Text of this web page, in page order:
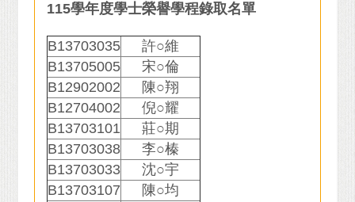
115學年度學士榮譽學程錄取名單
B13703035
許○維
B13705005
宋○倫
B12902002
陳○翔
B12704002
倪○耀
B13703101
莊○期
B13703038
李○榛
B13703033
沈○宇
B13703107
陳○均